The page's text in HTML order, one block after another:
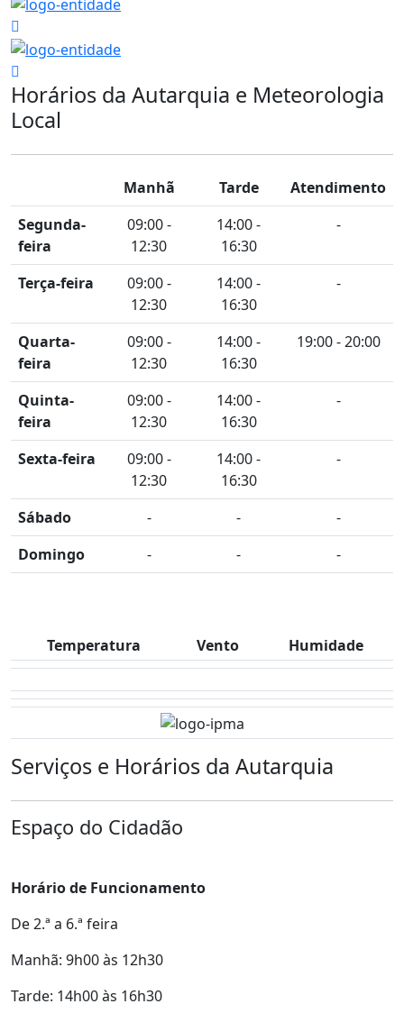
Horários da Autarquia e Meteorologia
Local
Manhã Tarde
Atendimento
Segunda-
feira
09:00 -
12:30
14:00 -
16:30
-
Terça-feira
09:00 -
12:30
14:00 -
16:30
-
Quarta-
feira
09:00 -
12:30
14:00 -
16:30
19:00 - 20:00
Quinta-
feira
09:00 -
12:30
14:00 -
16:30
-
Sexta-feira
09:00 -
12:30
14:00 -
16:30
-
Sábado - -
-
Domingo
- - -
Temperatura Vento Humidade
Serviços e Horários da Autarquia
Espaço do Cidadão
Horário de Funcionamento
De 2.ª a 6.ª feira
Manhã: 9h00 às 12h30
Tarde: 14h00 às 16h30